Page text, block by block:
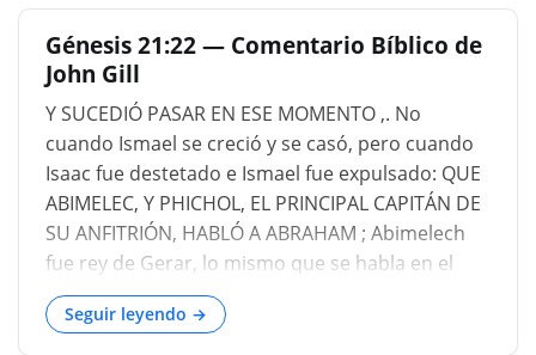
gobernante de todos (Gesenius); o "el
distinguido" (Furst); se cree que fue una
designación titular del gran visir o primer
ministro del monarca filisteo (Lange,
'Comentario del orador'), quien también fue el
capitán princi
Génesis 21:22 — Comentario Bíblico de
John Gill
Y SUCEDIÓ PASAR EN ESE MOMENTO ,. No
cuando Ismael se creció y se casó, pero cuando
Isaac fue destetado e Ismael fue expulsado: QUE
ABIMELEC, Y PHICHOL, EL PRINCIPAL CAPITÁN DE
SU ANFITRIÓN, HABLÓ A ABRAHAM ; Abimelech
fue rey de Gerar, lo mismo que se habla en el
capítulo anterior, y Phichol fue el general de su
ejército; Estos dos grandes personajes se
Seguir leyendo →